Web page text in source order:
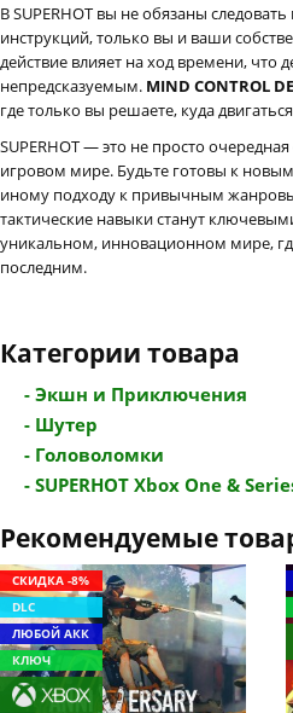
В SUPERHOT вы не обязаны
инструкций, только вы и ваши
действие влияет на ход времени,
непредсказуемым. MIND CONTROL
где только вы решаете, куда
SUPERHOT — это не просто
игровом мире. Будьте готовы к
иному подходу к привычным
тактические навыки станут
уникальном, инновационном мире,
последним.
Категории товара
- Экшн и Приключения
- Шутер
- Головоломки
- SUPERHOT Xbox One &
Рекомендуемые
СКИДКА -8%
DLC
ЛЮБОЙ АКК
КЛЮЧ